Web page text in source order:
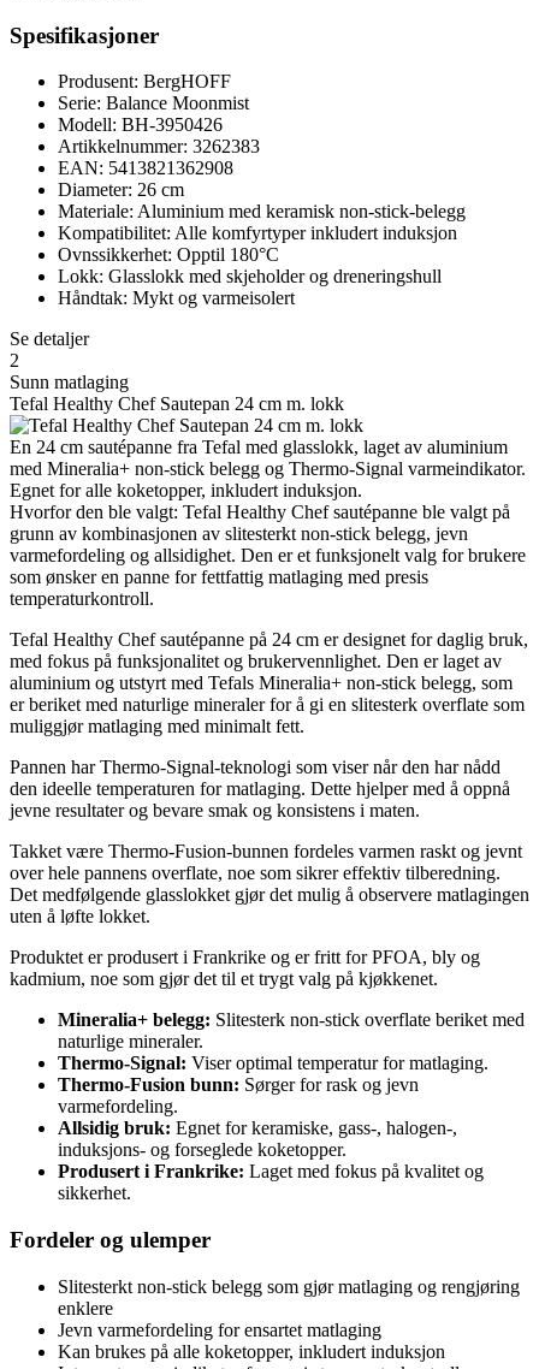
Spesifikasjoner
Produsent: BergHOFF
Serie: Balance Moonmist
Modell: BH-3950426
Artikkelnummer: 3262383
EAN: 5413821362908
Diameter: 26 cm
Materiale: Aluminium med keramisk non-stick-belegg
Kompatibilitet: Alle komfyrtyper inkludert induksjon
Ovnssikkerhet: Opptil 180°C
Lokk: Glasslokk med skjeholder og dreneringshull
Håndtak: Mykt og varmeisolert
Se detaljer
2
Sunn matlaging
Tefal Healthy Chef Sautepan 24 cm m. lokk
En 24 cm sautépanne fra Tefal med glasslokk, laget av aluminium
med Mineralia+ non-stick belegg og Thermo-Signal varmeindikator.
Egnet for alle koketopper, inkludert induksjon.
Hvorfor den ble valgt: Tefal Healthy Chef sautépanne ble valgt på
grunn av kombinasjonen av slitesterkt non-stick belegg, jevn
varmefordeling og allsidighet. Den er et funksjonelt valg for brukere
som ønsker en panne for fettfattig matlaging med presis
temperaturkontroll.
Tefal Healthy Chef sautépanne på 24 cm er designet for daglig bruk,
med fokus på funksjonalitet og brukervennlighet. Den er laget av
aluminium og utstyrt med Tefals Mineralia+ non-stick belegg, som
er beriket med naturlige mineraler for å gi en slitesterk overflate som
muliggjør matlaging med minimalt fett.
Pannen har Thermo-Signal-teknologi som viser når den har nådd
den ideelle temperaturen for matlaging. Dette hjelper med å oppnå
jevne resultater og bevare smak og konsistens i maten.
Takket være Thermo-Fusion-bunnen fordeles varmen raskt og jevnt
over hele pannens overflate, noe som sikrer effektiv tilberedning.
Det medfølgende glasslokket gjør det mulig å observere matlagingen
uten å løfte lokket.
Produktet er produsert i Frankrike og er fritt for PFOA, bly og
kadmium, noe som gjør det til et trygt valg på kjøkkenet.
Mineralia+ belegg: Slitesterk non-stick overflate beriket med
naturlige mineraler.
Thermo-Signal: Viser optimal temperatur for matlaging.
Thermo-Fusion bunn: Sørger for rask og jevn
varmefordeling.
Allsidig bruk: Egnet for keramiske, gass-, halogen-,
induksjons- og forseglede koketopper.
Produsert i Frankrike: Laget med fokus på kvalitet og
sikkerhet.
Fordeler og ulemper
Slitesterkt non-stick belegg som gjør matlaging og rengjøring
enklere
Jevn varmefordeling for ensartet matlaging
Kan brukes på alle koketopper, inkludert induksjon